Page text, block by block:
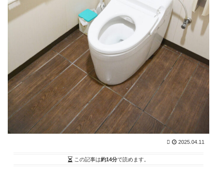
【画像】QカップJDさん、お〇ぱいデカ過ぎて制服が
パツパツになってしまう / 2chまとめアンテナ！ NEW!
【阪神対中日18回戦】8（遊） 熊谷 敬宥 8（捕） 加
藤 匠馬 / 2chまとめアンテナ！
NEW! (8/8 14:29)
【悲報】岡本和真さん、吉田正尚にOPSを抜かれる /
2chまとめアンテナ！
NEW!
36歳の彼女と結婚したいのに、家族が猛反対。家族か
ら信じられない言葉が飛び出した… 他 / 2chnaviヘッド
ライン
(12/24 07:00)
Powered by livedoor 相互RSS
妻との生活が、夫をうつへ追い込んだ現実
専門家を舐めきった某国国営メディア、「日本の反撃
能力が地域を不安定化させている」というストーリーで
番組制作を進めようとするも…… / anaguro - 総合
2025.04.11
この記事は約14分で読めます。